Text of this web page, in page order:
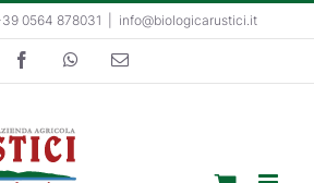
0564 878031 info@biologicarustici.it
FacebookWhatsApp
Email